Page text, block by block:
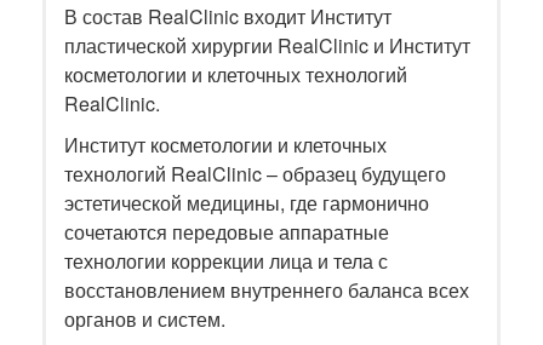
В состав RealClinic входит Институт
пластической хирургии RealClinic и Институт
косметологии и клеточных технологий
RealClinic.
Институт косметологии и клеточных
технологий RealClinic – образец будущего
эстетической медицины, где гармонично
сочетаются передовые аппаратные
технологии коррекции лица и тела с
восстановлением внутреннего баланса всех
органов и систем.